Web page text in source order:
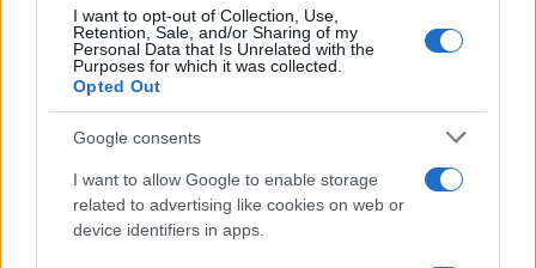
I want to opt-out of Collection, Use,
Retention, Sale, and/or Sharing of my
Personal Data that Is Unrelated with the
Purposes for which it was collected.
Opted Out
Google consents
I want to allow Google to enable storage
related to advertising like cookies on web or
device identifiers in apps.
Υποβολή σχολίου
Όροι Χρήσης. Το site προστατεύεται από reCAPTCHA, ισχύουν
Πολιτική Απορρήτου
Share: